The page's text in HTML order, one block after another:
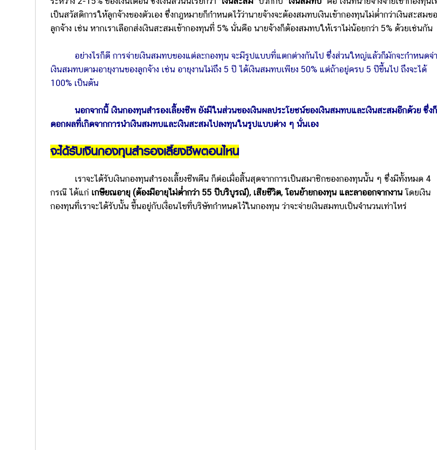
เป็นสวัสดิการให้ลูกจ้างของตัวเอง ซึ่งกฎหมายก็กำหนดไว้ว่านายจ้างจะต้องสมทบเงินเข้ากองทุนไม่ต่ำกว่าเงินสะสมข
ลูกจ้าง เช่น หากเราเลือกส่งเงินสะสมเข้ากองทุนที่ 5% นั่นคือ นายจ้างก็ต้องสมทบให้เราไม่น้อยกว่า 5% ด้วยเช่นกัน
อย่างไรก็ดี การจ่ายเงินสมทบของแต่ละกองทุน จะมีรูปแบบที่แตกต่างกันไป ซึ่งส่วนใหญ่แล้วก็มักจะกำหนดจ่
เงินสมทบตามอายุงานของลูกจ้าง เช่น อายุงานไม่ถึง 5 ปี ได้เงินสมทบเพียง 50% แต่ถ้าอยู่ครบ 5 ปีขึ้นไป ถึงจะได้
100% เป็นต้น
นอกจากนี้ เงินกองทุนสำรองเลี้ยงชีพ ยังมีในส่วนของเงินผลประโยชน์ของเงินสมทบและเงินสะสมอีกด้วย ซึ่ง
ดอกผลที่เกิดจากการนำเงินสมทบและเงินสะสมไปลงทุนในรูปแบบต่าง ๆ นั่นเอง
จะได้รับเงินกองทุนสำรองเลี้ยงชีพตอนไหน
เราจะได้รับเงินกองทุนสำรองเลี้ยงชีพคืน ก็ต่อเมื่อสิ้นสุดจากการเป็นสมาชิกของกองทุนนั้น ๆ ซึ่งมีทั้งหมด 4
กรณี ได้แก่ เกษียณอายุ (ต้องมีอายุไม่ต่ำกว่า 55 ปีบริบูรณ์), เสียชีวิต, โอนย้ายกองทุน และลาออกจากงาน โดยเงิน
กองทุนที่เราจะได้รับนั้น ขึ้นอยู่กับเงื่อนไขที่บริษัทกำหนดไว้ในกองทุน ว่าจะจ่ายเงินสมทบเป็นจำนวนเท่าไหร่